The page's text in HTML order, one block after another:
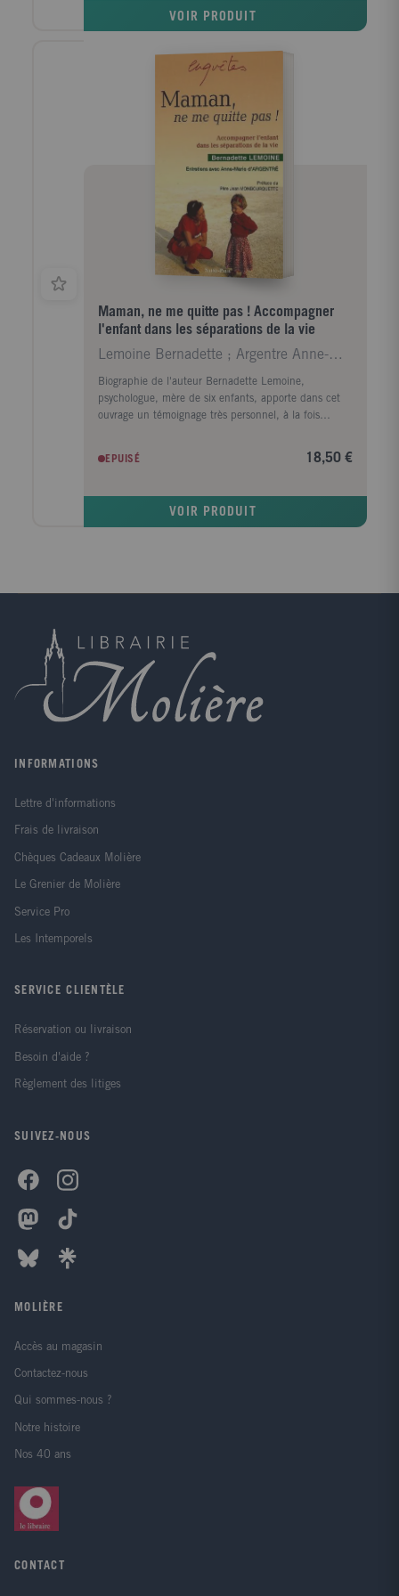
quotidien. Découvrez un mode de vie plus zen qui
ensemble. Pour toute la famille : enfants, ados,
adultes, sans limite d'âge !
VOIR PRODUIT
Maman, ne me quitte pas ! Accompagner
l'enfant dans les séparations de la vie
Lemoine Bernadette ; Argentre Anne-Marie d' ; Monb
Biographie de l'auteur Bernadette Lemoine,
psychologue, mère de six enfants, apporte dans cet
ouvrage un témoignage très personnel, à la fois
dans la presse jeunesse.
EPUISÉ 18,50 €
VOIR PRODUIT
INFORMATIONS
Lettre d'informations
Frais de livraison
Chèques Cadeaux Molière
Le Grenier de Molière
Service Pro
Les Intemporels
SERVICE CLIENTÈLE
Réservation ou livraison
Besoin d'aide ?
Règlement des litiges
SUIVEZ-NOUS
MOLIÈRE
Accès au magasin
Contactez-nous
Qui sommes-nous ?
Notre histoire
Nos 40 ans
CONTACT